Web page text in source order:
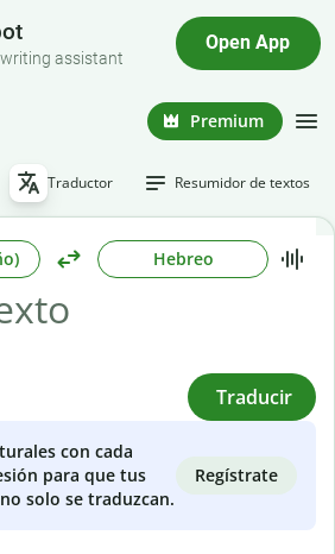
assistant
Open App
Premium
Traductor Resumidor de textos
Hebreo
Traducir
con cada
para que tus
solo se traduzcan.
Regístrate